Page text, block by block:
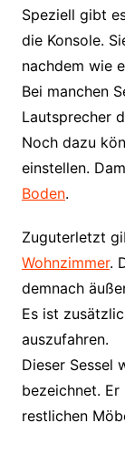
Speziell gibt
die Konsole.
nachdem wie
Bei manchen
Lautsprecher
Noch dazu
einstellen.
Boden.
Zuguterletzt
Wohnzimmer.
demnach
Es ist
auszufahren.
Dieser Sessel
bezeichnet.
restlichen